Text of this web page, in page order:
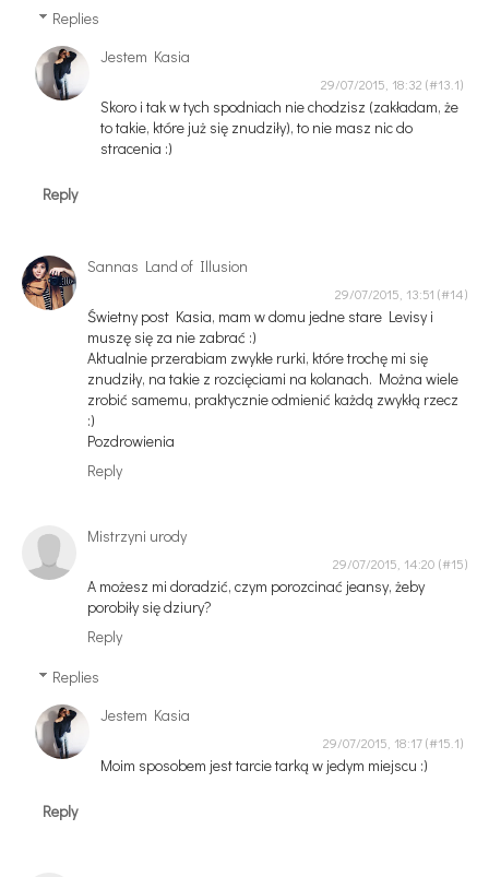
Replies
Jestem Kasia
29/07/2015, 18:32
Skoro i tak w tych spodniach nie chodzisz (zakładam, że
to takie, które już się znudziły), to nie masz nic do
stracenia :)
Reply
Sannas Land of Illusion
29/07/2015, 13:51
Świetny post Kasia, mam w domu jedne stare Levisy i
muszę się za nie zabrać :)
Aktualnie przerabiam zwykłe rurki, które trochę mi się
znudziły, na takie z rozcięciami na kolanach. Można wiele
zrobić samemu, praktycznie odmienić każdą zwykłą rzecz
:)
Pozdrowienia
Reply
Mistrzyni urody
29/07/2015, 14:20
A możesz mi doradzić, czym porozcinać jeansy, żeby
porobiły się dziury?
Reply
Replies
Jestem Kasia
29/07/2015, 18:17
Moim sposobem jest tarcie tarką w jedym miejscu :)
Reply